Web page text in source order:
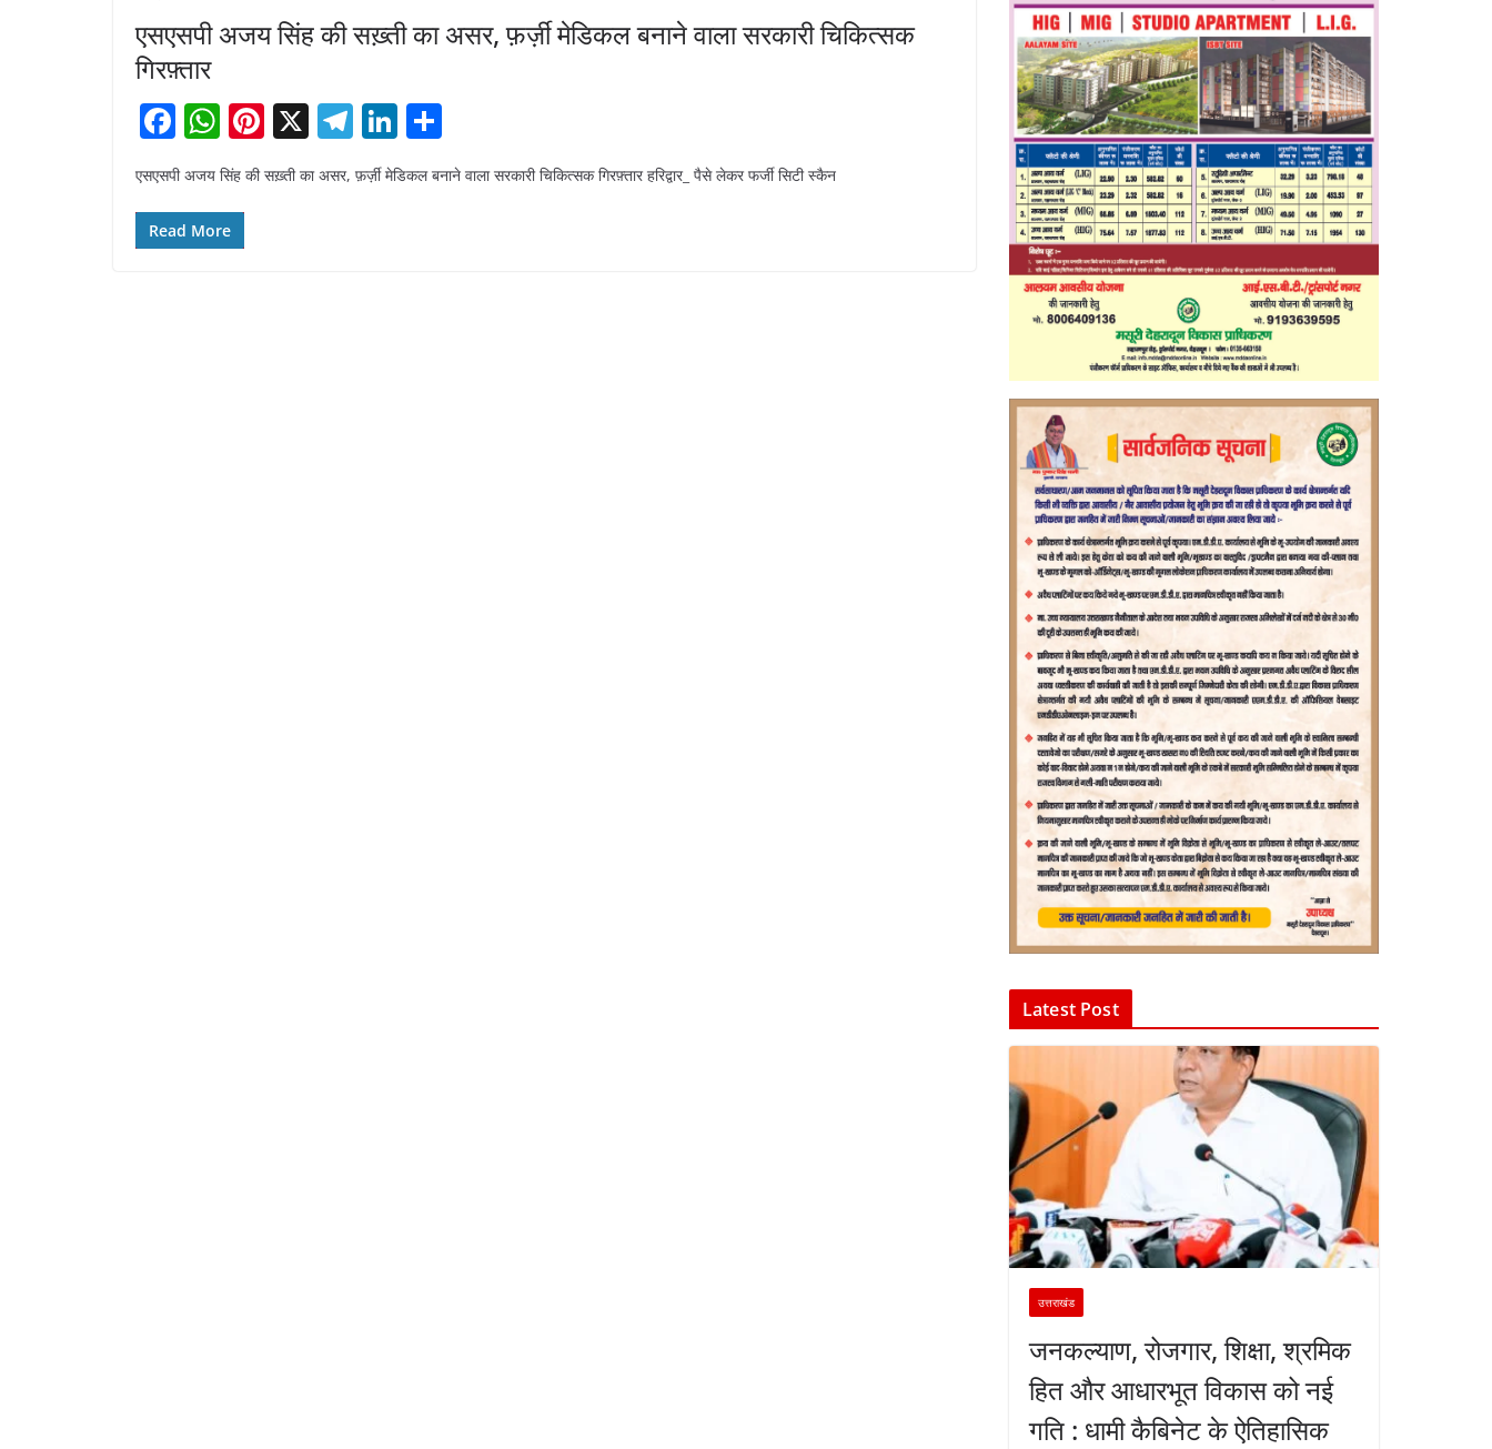
एसएसपी अजय सिंह की सख़्ती का असर, फ़र्ज़ी मेडिकल बनाने वाला सरकारी चिकित्सक
गिरफ़्तार
F
a
c
e
b
W
h
at
s
A
Pi
nt
er
X T
el
e
Li
n
k
h
ar
एसएसपी अजय सिंह की सख़्ती का असर, फ़र्ज़ी मेडिकल बनाने वाला सरकारी चिकित्सक गिरफ़्तार हरिद्वार_ पैसे लेकर फर्जी सिटी स्कैन
Read More
Latest Post
उत्तराखंड
जनकल्याण, रोजगार, शिक्षा, श्रमिक
हित और आधारभूत विकास को नई
गति : धामी कैबिनेट के ऐतिहासिक